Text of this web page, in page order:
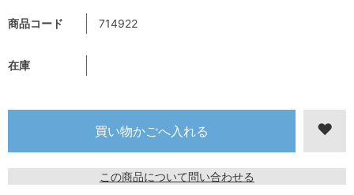
商品コード 714922
在庫
この商品について問い合わせる